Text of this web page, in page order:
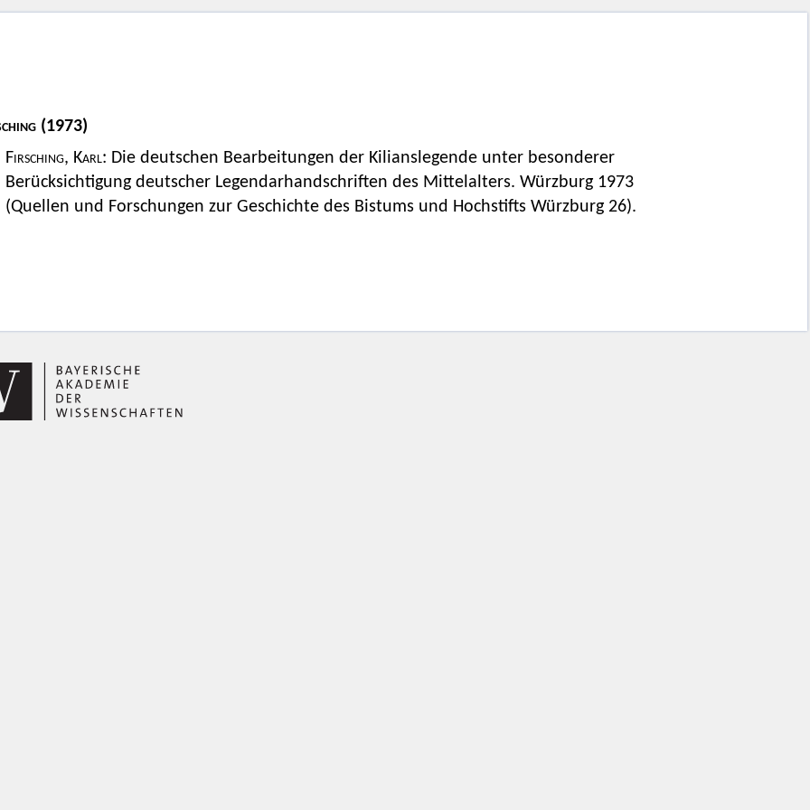
(1973)
Firsching, Karl: Die deutschen Bearbeitungen der Kilianslegende unter besonderer
Berücksichtigung deutscher Legendarhandschriften des Mittelalters. Würzburg 1973
(Quellen und Forschungen zur Geschichte des Bistums und Hochstifts Würzburg 26).